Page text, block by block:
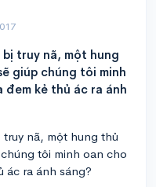
truy nã, một hung
giúp chúng tôi minh
kẻ thủ ác ra ánh
nã, một hung thủ
tôi minh oan cho
ác ra ánh sáng?